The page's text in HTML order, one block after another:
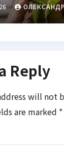
Reply
will not
are marked *